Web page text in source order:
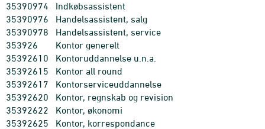
35390974
Indkøbsassistent
35390976
Handelsassistent, salg
35390978
Handelsassistent, service
353926
Kontor generelt
35392610
Kontoruddannelse u.n.a.
35392615
Kontor all round
35392617
Kontorserviceuddannelse
35392620
Kontor, regnskab og revision
35392622
Kontor, økonomi
35392625
Kontor, korrespondance